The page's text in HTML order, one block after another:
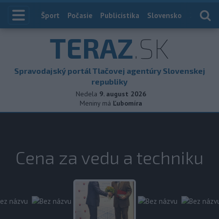
Index
Šport Počasie Publicistika Slovensko
TERAZ.SK
Spravodajský portál Tlačovej agentúry Slovenskej
republiky
Nedela 9. august 2026
Meniny má Ľubomíra
Cena za vedu a techniku